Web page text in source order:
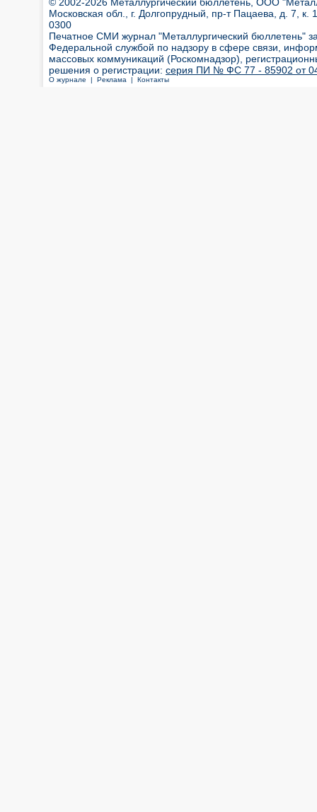
Московская обл., г. Долгопрудный, пр-т Пацаева, д. 7,
0300
Печатное СМИ журнал "Металлургический бюллетень"
Федеральной службой по надзору в сфере связи,
массовых коммуникаций (Роскомнадзор),
решения о регистрации: серия ПИ № ФС 77 - 85902 от 04
О журнале | Реклама | Контакты